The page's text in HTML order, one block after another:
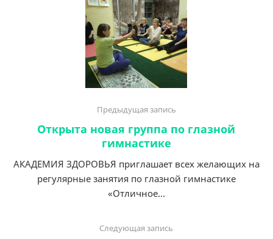
Предыдущая запись
Открыта новая группа по глазной
гимнастике
АКАДЕМИЯ ЗДОРОВЬЯ приглашает всех желающих на
регулярные занятия по глазной гимнастике
«Отличное...
Следующая запись